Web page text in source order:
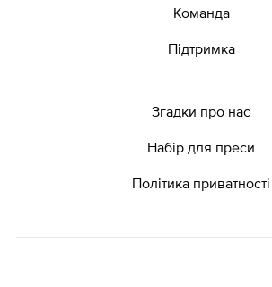
Команда
Підтримка
Згадки про нас
Набір для преси
Політика приватності